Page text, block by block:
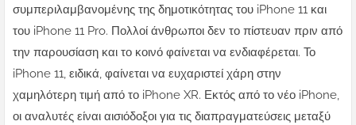
συμπεριλαμβανομένης της δημοτικότητας του iPhone 11 και
του iPhone 11 Pro. Πολλοί άνθρωποι δεν το πίστευαν πριν από
την παρουσίαση και το κοινό φαίνεται να ενδιαφέρεται. Το
iPhone 11, ειδικά, φαίνεται να ευχαριστεί χάρη στην
χαμηλότερη τιμή από το iPhone XR. Εκτός από το νέο iPhone,
οι αναλυτές είναι αισιόδοξοι για τις διαπραγματεύσεις μεταξύ